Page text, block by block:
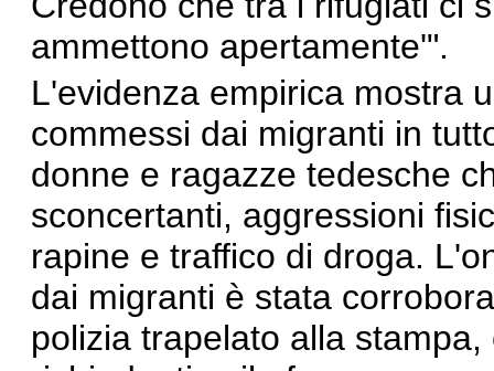
ammettono apertamente'".
L'evidenza empirica mostra
commessi dai migranti in
donne e ragazze tedesche
sconcertanti, aggressioni
rapine e traffico di droga.
dai migranti è stata
polizia trapelato alla